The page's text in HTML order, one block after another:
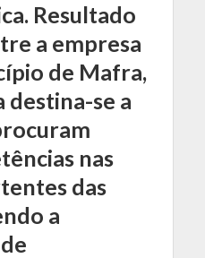
Resultado
a empresa
de Mafra,
destina-se a
nas
das
a